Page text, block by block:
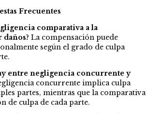
Frecuentes
comparativa a la
La compensación puede
según el grado de culpa
entre negligencia concurrente y
concurrente implica culpa
partes, mientras que la comparativa
de culpa de cada parte.